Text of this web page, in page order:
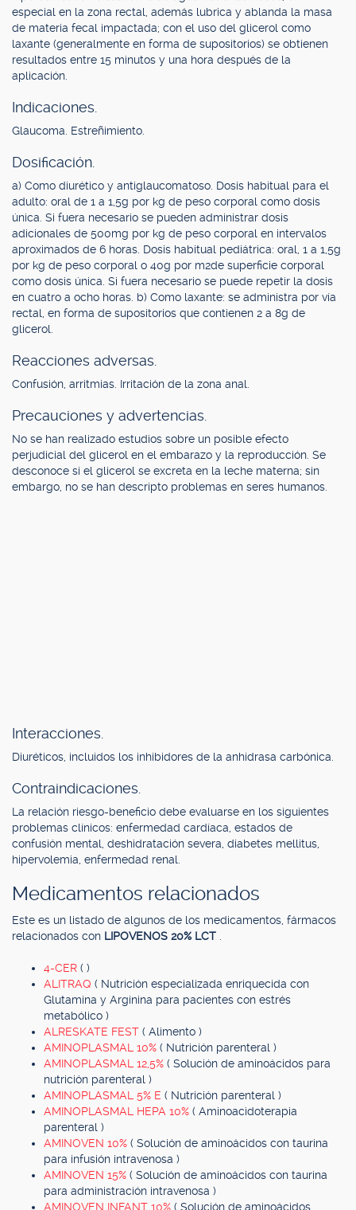
especial en la zona rectal, además lubrica y ablanda la masa
de materia fecal impactada; con el uso del glicerol como
laxante (generalmente en forma de supositorios) se obtienen
resultados entre 15 minutos y una hora después de la
aplicación.
Indicaciones.
Glaucoma. Estreñimiento.
Dosificación.
a) Como diurético y antiglaucomatoso. Dosis habitual para el
adulto: oral de 1 a 1,5g por kg de peso corporal como dosis
única. Si fuera necesario se pueden administrar dosis
adicionales de 500mg por kg de peso corporal en intervalos
aproximados de 6 horas. Dosis habitual pediátrica: oral, 1 a 1,5g
por kg de peso corporal o 40g por m2de superficie corporal
como dosis única. Si fuera necesario se puede repetir la dosis
en cuatro a ocho horas. b) Como laxante: se administra por vía
rectal, en forma de supositorios que contienen 2 a 8g de
glicerol.
Reacciones adversas.
Confusión, arritmias. Irritación de la zona anal.
Precauciones y advertencias.
No se han realizado estudios sobre un posible efecto
perjudicial del glicerol en el embarazo y la reproducción. Se
desconoce si el glicerol se excreta en la leche materna; sin
embargo, no se han descripto problemas en seres humanos.
Interacciones.
Diuréticos, incluidos los inhibidores de la anhidrasa carbónica.
Contraindicaciones.
La relación riesgo-beneficio debe evaluarse en los siguientes
problemas clínicos: enfermedad cardíaca, estados de
confusión mental, deshidratación severa, diabetes mellitus,
hipervolemia, enfermedad renal.
Medicamentos relacionados
Este es un listado de algunos de los medicamentos, fármacos
relacionados con LIPOVENOS 20% LCT
4-CER ( )
ALITRAQ ( Nutrición especializada enriquecida con
Glutamina y Arginina para pacientes con estrés
metabólico )
ALRESKATE FEST ( Alimento )
AMINOPLASMAL 10% ( Nutrición parenteral )
AMINOPLASMAL 12,5% ( Solución de aminoácidos para
nutrición parenteral )
AMINOPLASMAL 5% E ( Nutrición parenteral )
AMINOPLASMAL HEPA 10% ( Aminoacidoterapia
parenteral )
AMINOVEN 10% ( Solución de aminoácidos con taurina
para infusión intravenosa )
AMINOVEN 15% ( Solución de aminoácidos con taurina
para administración intravenosa )
AMINOVEN INFANT 10% ( Solución de aminoácidos